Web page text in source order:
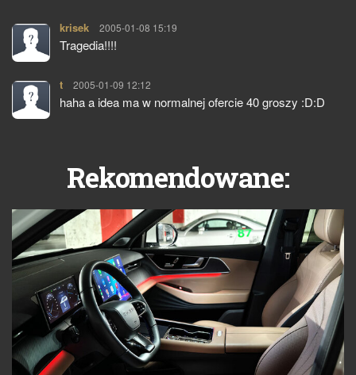
krisek pisze:
2005-01-08 15:19
Tragedia!!!!
t pisze:
2005-01-09 12:12
haha a idea ma w normalnej ofercie 40 groszy :D:D
Rekomendowane: